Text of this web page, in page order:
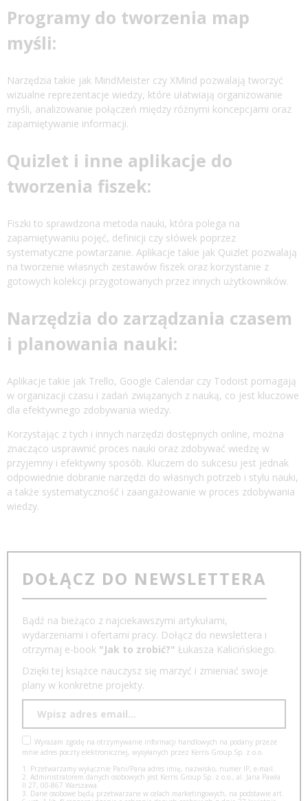
Programy do tworzenia map
myśli:
Narzędzia takie jak MindMeister czy XMind pozwalają tworzyć
wizualne reprezentacje wiedzy, które ułatwiają organizowanie
myśli, analizowanie połączeń między różnymi koncepcjami oraz
zapamiętywanie informacji.
Quizlet i inne aplikacje do
tworzenia fiszek:
Fiszki to sprawdzona metoda nauki, która polega na
zapamiętywaniu pojęć, definicji czy słówek poprzez
systematyczne powtarzanie. Aplikacje takie jak Quizlet pozwalają
na tworzenie własnych zestawów fiszek oraz korzystanie z
gotowych kolekcji przygotowanych przez innych użytkowników.
Narzędzia do zarządzania czasem
i planowania nauki:
Aplikacje takie jak Trello, Google Calendar czy Todoist pomagają
w organizacji czasu i zadań związanych z nauką, co jest kluczowe
dla efektywnego zdobywania wiedzy.
Korzystając z tych i innych narzędzi dostępnych online, można
znacząco usprawnić proces nauki oraz zdobywać wiedzę w
przyjemny i efektywny sposób. Kluczem do sukcesu jest jednak
odpowiednie dobranie narzędzi do własnych potrzeb i stylu nauki,
a także systematyczność i zaangażowanie w proces zdobywania
wiedzy.
DOŁĄCZ DO NEWSLETTERA
Bądź na bieżąco z najciekawszymi artykułami,
wydarzeniami i ofertami pracy. Dołącz do newslettera i
otrzymaj e-book "Jak to zrobić?" Łukasza Kalicińskiego.
Dzięki tej książce nauczysz się marzyć i zmieniać swoje
plany w konkretne projekty.
Wyrażam zgodę na otrzymywanie informacji handlowych na podany przeze
mnie adres poczty elektronicznej, wysyłanych przez Kerris Group Sp. z o.o.
1. Przetwarzamy wyłącznie Pani/Pana adres imię, nazwisko, numer IP, e-mail.
2. Administratorem danych osobowych jest Kerris Group Sp. z o.o., al. Jana Pawła
II 27, 00-867 Warszawa.
3. Dane osobowe będą przetwarzane w celach marketingowych, na podstawie art.